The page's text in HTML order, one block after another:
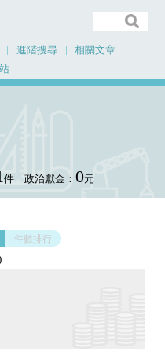
進階搜尋
相關文章
件 政治獻金： 0元
件數排行